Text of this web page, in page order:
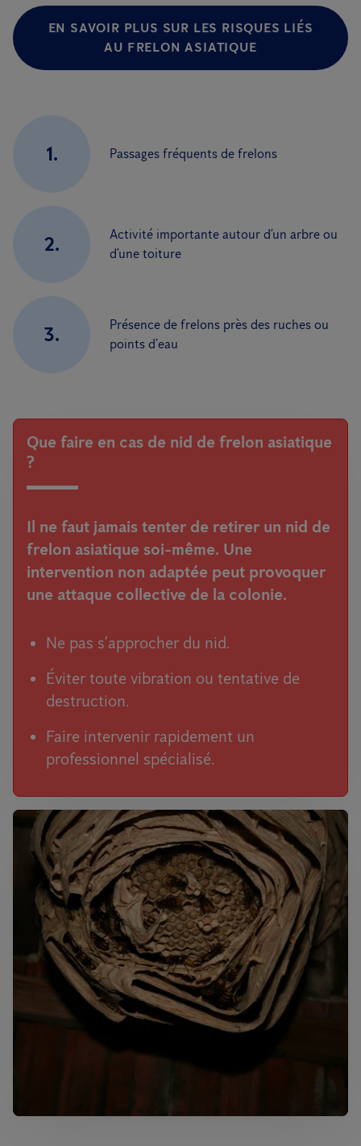
EN SAVOIR PLUS SUR LES RISQUES LIÉS
AU FRELON ASIATIQUE
1. Passages fréquents de frelons
2.
Activité importante autour d’un arbre ou
d’une toiture
3.
Présence de frelons près des ruches ou
points d’eau
Que faire en cas de nid de frelon asiatique
?
Il ne faut jamais tenter de retirer un nid de
frelon asiatique soi-même. Une
intervention non adaptée peut provoquer
une attaque collective de la colonie.
Ne pas s’approcher du nid.
Éviter toute vibration ou tentative de
destruction.
Faire intervenir rapidement un
professionnel spécialisé.